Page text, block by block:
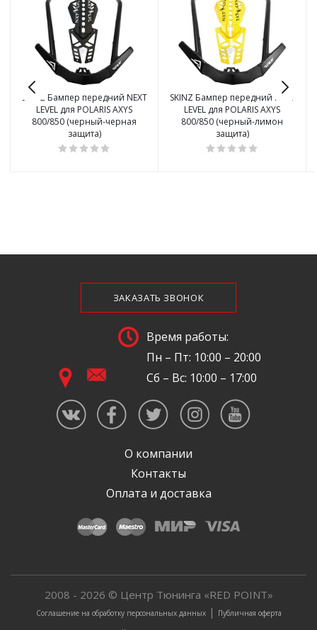
SKINZ Бампер передний NEXT
LEVEL для POLARIS AXYS
800/850 (черный-черная
защита)
SKINZ Бампер передний NEXT
LEVEL для POLARIS AXYS
800/850 (черный-лимон
защита)
ЗАКАЗАТЬ ЗВОНОК
Время работы:
Пн – Пт: 10:00 – 20:00
Сб – Вс: 10:00 – 17:00
О компании
Контакты
Оплата и доставка
2008 - 2026 © Центр Тюнинга «RED POINT»
Соглашение на обработку персональных данных| Публичная оферта